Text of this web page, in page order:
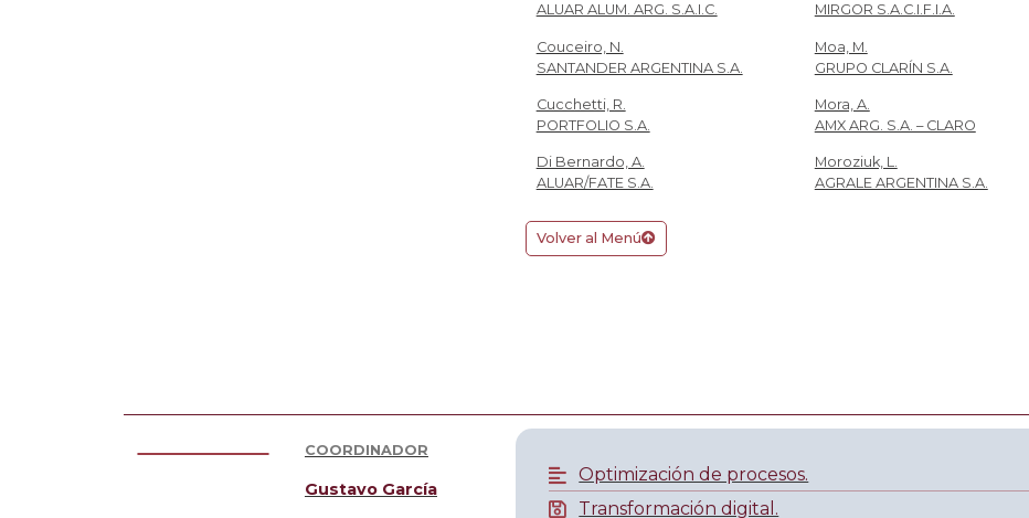
ALUAR ALUM. ARG. S.A.I.C.
Couceiro, N.
SANTANDER ARGENTINA S.A.
Cucchetti, R.
PORTFOLIO S.A.
Di Bernardo, A.
ALUAR/FATE S.A.
MIRGOR S.A.C.I.F.I.A.
Moa, M.
GRUPO CLARÍN S.A.
Mora, A.
AMX ARG. S.A. – CLARO
Moroziuk, L.
AGRALE ARGENTINA S.A.
Volver al Menú
COORDINADOR
Gustavo García
Optimización de procesos.
Transformación digital.